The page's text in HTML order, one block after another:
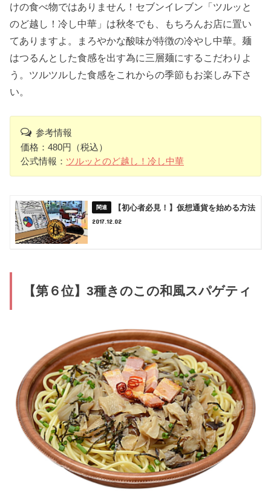
けの食べ物ではありません！セブンイレブン「ツルッと
のど越し！冷し中華」は秋冬でも、もちろんお店に置い
てありますよ。まろやかな酸味が特徴の冷やし中華。麺
はつるんとした食感を出す為に三層麺にするこだわりよ
う。ツルツルした食感をこれからの季節もお楽しみ下さ
い。
参考情報
価格：480円（税込）
公式情報： ツルッとのど越し！冷し中華
【初心者必見！】仮想通貨を始める方法
2017.12.02
【第６位】3種きのこの和風スパゲティ